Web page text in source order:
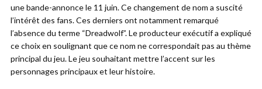
une bande-annonce le 11 juin. Ce changement de nom a suscité
l’intérêt des fans. Ces derniers ont notamment remarqué
l’absence du terme “Dreadwolf”. Le producteur exécutif a expliqué
ce choix en soulignant que ce nom ne correspondait pas au thème
principal du jeu. Le jeu souhaitant mettre l’accent sur les
personnages principaux et leur histoire.